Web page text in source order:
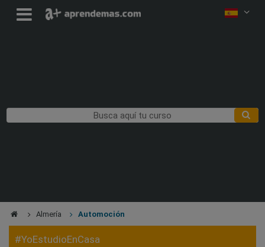
Almería Automoción
#YoEstudioEnCasa